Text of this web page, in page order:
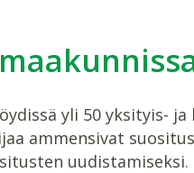
yli 50 yksityis-
ammensivat
uudistamiseksi.